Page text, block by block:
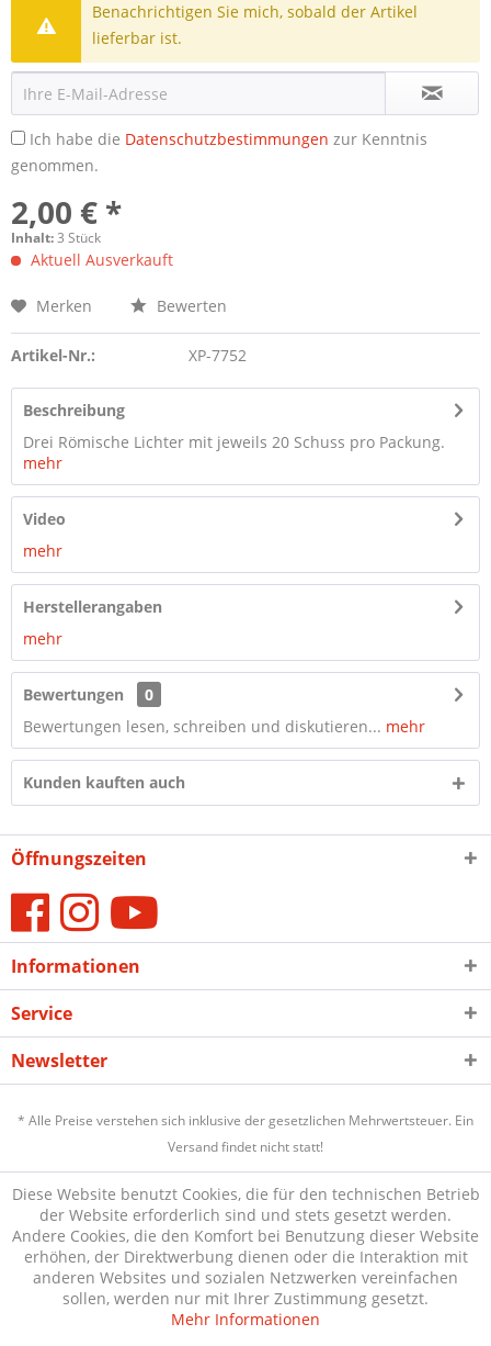
Benachrichtigen Sie mich, sobald der Artikel
lieferbar ist.
Ich habe die Datenschutzbestimmungen zur Kenntnis
genommen.
2,00 € *
Inhalt:3 Stück
Aktuell Ausverkauft
Merken Bewerten
Artikel-Nr.: XP-7752
Beschreibung
Drei Römische Lichter mit jeweils 20 Schuss pro Packung.
mehr
Video
mehr
Herstellerangaben
mehr
Bewertungen
0
Bewertungen lesen, schreiben und diskutieren... mehr
Kunden kauften auch
Öffnungszeiten
Informationen
Service
Newsletter
* Alle Preise verstehen sich inklusive der gesetzlichen Mehrwertsteuer. Ein
Versand findet nicht statt!
Diese Website benutzt Cookies, die für den technischen Betrieb
der Website erforderlich sind und stets gesetzt werden.
Andere Cookies, die den Komfort bei Benutzung dieser Website
erhöhen, der Direktwerbung dienen oder die Interaktion mit
anderen Websites und sozialen Netzwerken vereinfachen
sollen, werden nur mit Ihrer Zustimmung gesetzt.
Mehr Informationen